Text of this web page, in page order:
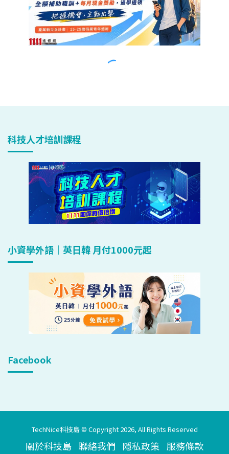
科技人才培訓課程
小資學外語｜英日韓 月付1000元起
Facebook
TechNice科技島 © Copyright 2026, All Rights Reserved
關於科技島 聯絡我們 隱私政策 服務條款